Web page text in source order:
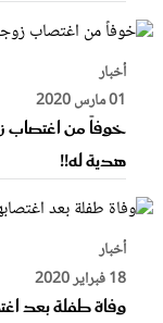
أخبار
01 مارس 2020
خوفاً من اغتصاب
هدية له!!
أخبار
18 فبراير 2020
وفاة طفلة بعد